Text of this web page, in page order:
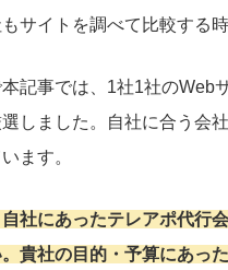
もサイトを調べて比較する
記事では、1社1社のWeb
しました。自社に合う会
ます。
社にあったテレアポ代行
貴社の目的・予算にあっ